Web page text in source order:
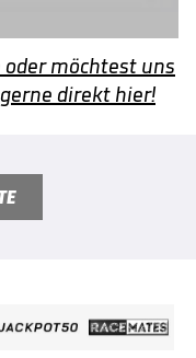
möchtest uns
direkt hier!